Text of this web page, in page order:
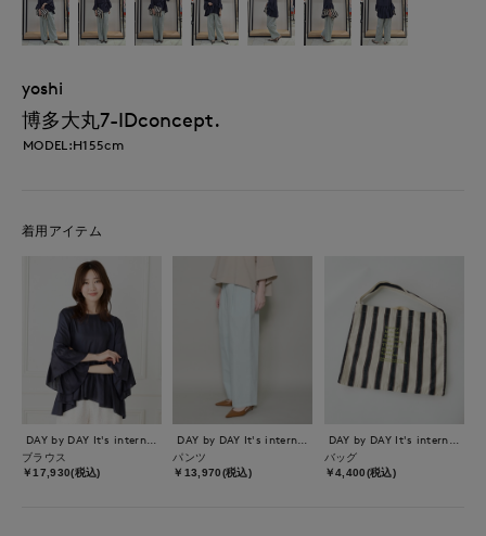
yoshi
博多大丸7-IDconcept.
MODEL:H155cm
着用アイテム
ブラウス
￥17,930(税込)
パンツ
￥13,970(税込)
バッグ
￥4,400(税込)